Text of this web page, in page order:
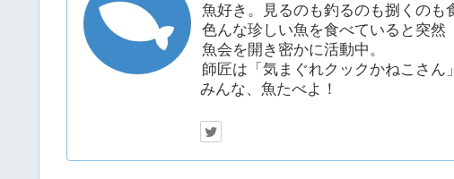
魚好き。見るのも釣るのも捌くのも
色んな珍しい魚を食べていると突
魚会を開き密かに活動中。
師匠は「気まぐれクックかねこさん
みんな、魚たべよ！